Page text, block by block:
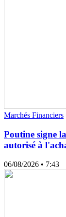
Marchés Financiers
Poutine signe
autorisé à
06/08/2026 • 7:43